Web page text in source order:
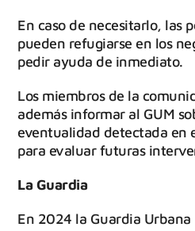
En caso de necesitarlo, las
pueden refugiarse en los
pedir ayuda de inmediato.
Los miembros de la
además informar al GUM
eventualidad detectada en
para evaluar futuras
La Guardia
En 2024 la Guardia